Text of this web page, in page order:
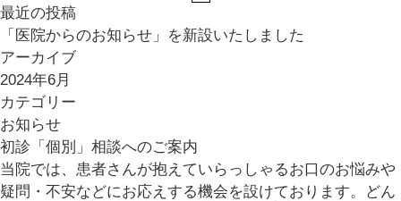
最近の投稿
「医院からのお知らせ」を新設いたしました
アーカイブ
2024年6月
カテゴリー
お知らせ
初診「個別」相談へのご案内
当院では、患者さんが抱えていらっしゃるお口のお悩みや
疑問・不安などにお応えする機会を設けております。どん